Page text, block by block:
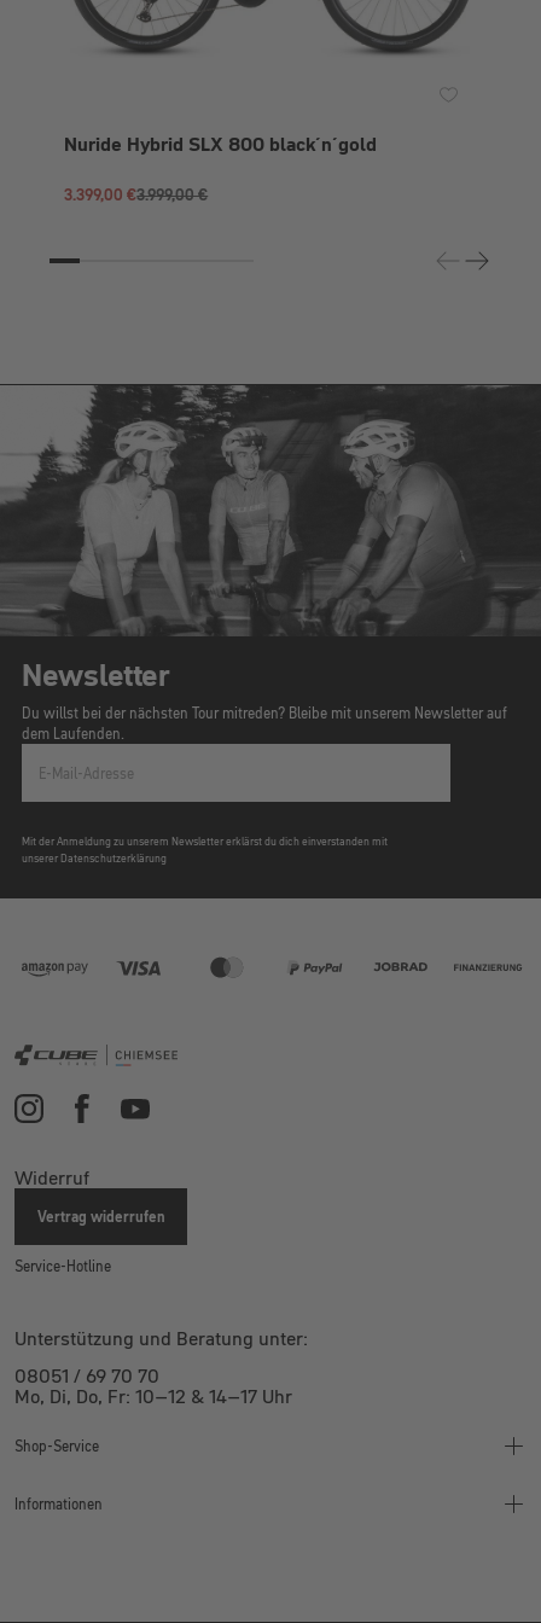
Nuride Hybrid SLX 800 black´n´gold
3.399,00 €3.999,00 €
Newsletter
Du willst bei der nächsten Tour mitreden? Bleibe mit unserem Newsletter auf
dem Laufenden.
E-Mail-Adresse
Mit der Anmeldung zu unserem Newsletter erklärst du dich einverstanden mit
unserer Datenschutzerklärung
Widerruf
Vertrag widerrufen
Service-Hotline
Unterstützung und Beratung unter:
08051 / 69 70 70
Mo, Di, Do, Fr: 10–12 & 14–17 Uhr
Shop-Service
Informationen